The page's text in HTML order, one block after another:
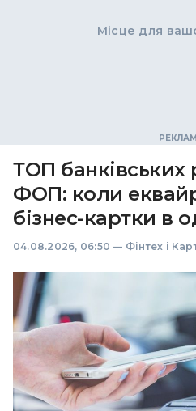
Місце для
ТОП банківських
ФОП: коли
бізнес-картки в
04.08.2026, 06:50 — Фінтех і